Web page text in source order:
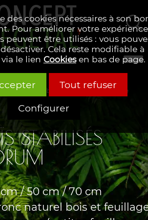
des cookies nécessaires à son
Pour améliorer votre
peuvent être utilisés : vous
Cela reste modifiable à
le lien Cookiesen bas de page.
Tout refuser
Configurer
Rechercher
Arbres & plantes Nos arbres
STABILISÉS
cm / 50 cm / 70 cm
naturel bois et